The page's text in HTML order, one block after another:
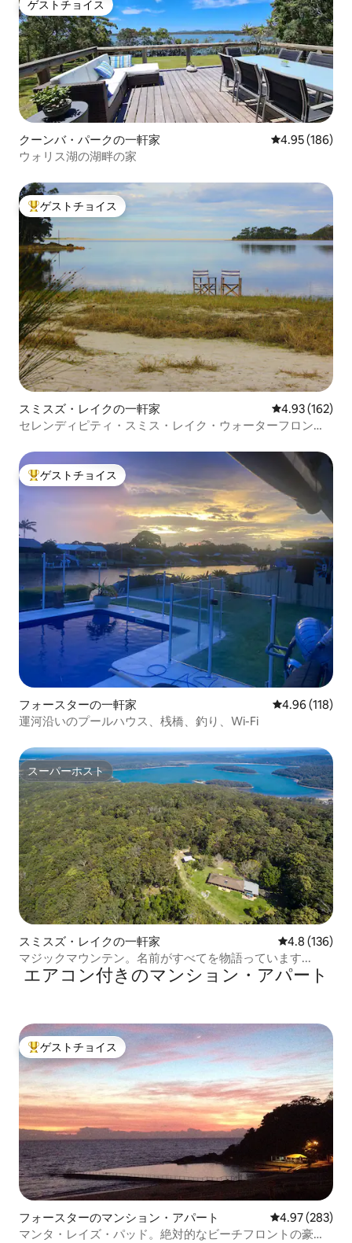
ゲストチョイス
ゲストチョイス
クーンバ・パークの一軒家 レビュー186
4.95 (186)
ウォリス湖の湖畔の家
大好評のゲストチョイスです。
ゲストチョイス
スミスズ・レイクの一軒家 レビュー162
4.93 (162)
セレンディピティ・スミス・レイク・ウォーターフロン
大好評のゲストチョイスです。
ゲストチョイス
フォースターの一軒家 レビュー118
4.96 (118)
運河沿いのプールハウス、桟橋、釣り、Wi-Fi
スーパーホスト
スーパーホスト
スミスズ・レイクの一軒家 レビュー136
4.8 (136)
マジックマウンテン。名前がすべてを物語っています...
エアコン付きのマンション・アパート
大好評のゲストチョイスです。
ゲストチョイス
フォースターのマンション・アパート レビュー283
4.97 (283)
マンタ・レイズ・パッド。絶対的なビーチフロントの豪華